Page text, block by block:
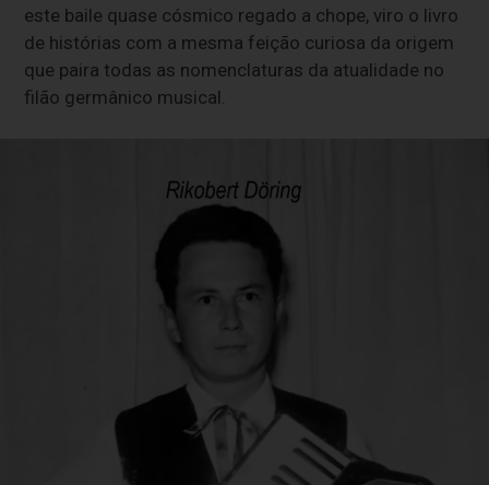
este baile quase cósmico regado a chope, viro o livro
de histórias com a mesma feição curiosa da origem
que paira todas as nomenclaturas da atualidade no
filão germânico musical.